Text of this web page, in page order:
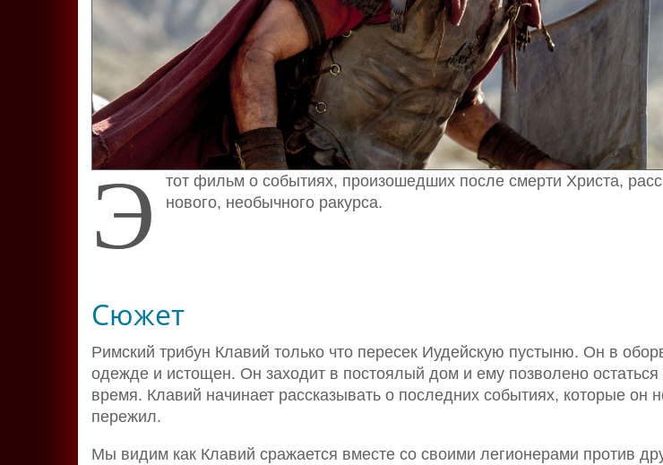
Э тот фильм о событиях, произошедших после смерти Христа,
нового, необычного ракурса.
Сюжет
Римский трибун Клавий только что пересек Иудейскую пустыню. Он в
одежде и истощен. Он заходит в постоялый дом и ему позволено остаться
время. Клавий начинает рассказывать о последних событиях, которые он
пережил.
Мы видим как Клавий сражается вместе со своими легионерами против